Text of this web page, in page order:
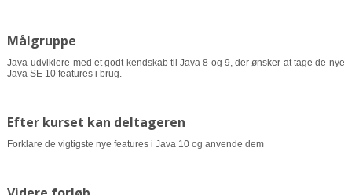
Målgruppe
Java-udviklere med et godt kendskab til Java 8 og 9, der ønsker at tage de nye
Java SE 10 features i brug.
Efter kurset kan deltageren
Forklare de vigtigste nye features i Java 10 og anvende dem